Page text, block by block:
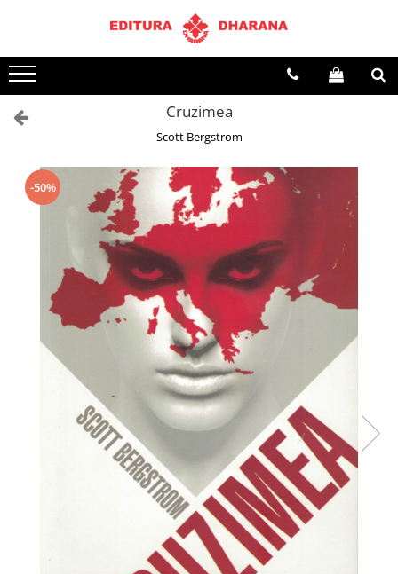
Terapii
Dietoterapie
Cruzimea
Scott Bergstrom
-50%